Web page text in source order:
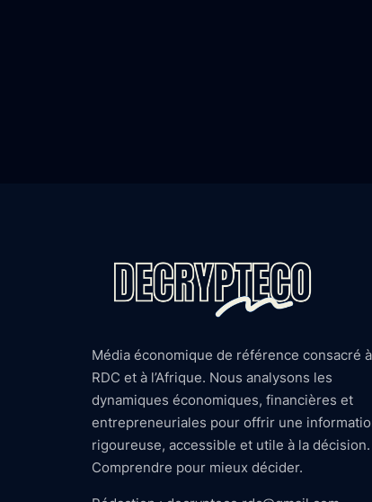
Média économique de référence consacré
RDC et à l’Afrique. Nous analysons les
dynamiques économiques, financières et
entrepreneuriales pour offrir une
rigoureuse, accessible et utile à la décision.
Comprendre pour mieux décider.